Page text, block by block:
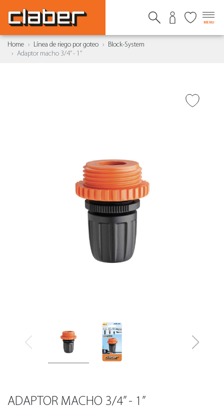
MENU
Home Línea de riego por goteo
Block-System
Adaptor macho 3/4” - 1”
ADAPTOR MACHO 3/4” - 1”